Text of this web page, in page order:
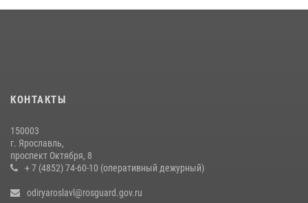
РОСГВАРДЕЙЦЫ ОБЕСПЕЧИЛИ БЕЗОПАСНОСТЬ ВО ВРЕМЯ
ПРОВЕДЕНИЯ РЯДА МЕРОПРИЯТИЙ В ЯРОСЛАВСКОЙ ОБЛАСТИ
20 июля 2026, 11:31 1
КОНТАКТЫ
150003
г. Ярославль,
проспект Октября, 8
+ 7 (4852) 74-60-10 (оперативный дежурный)
odiryaroslavl@rosguard.gov.ru